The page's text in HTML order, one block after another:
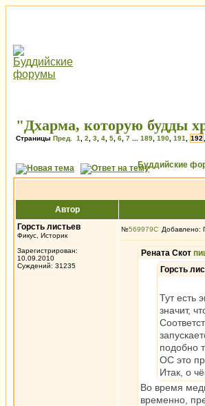
"Дхарма, которую будды
Страницы Пред. 1 2 3 4 5 6 7 189 190 191 192
Буддийские
Автор
Горсть листьев
Фикус, Историк
Зарегистрирован:
10.09.2010
Суждений: 31235
№569979 Добавлено:
Рената Скот
Горсть
Тут есть
значит,
подобно
ОС это
Итак, о
Во время
временно,